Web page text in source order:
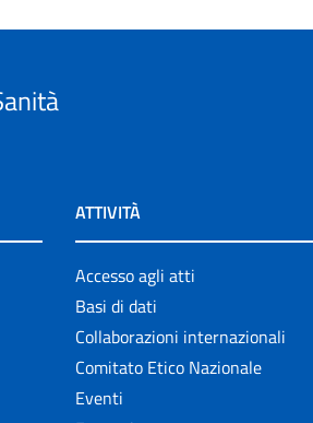
ATTIVITÀ
Accesso agli atti
Basi di dati
Collaborazioni internazionali
Comitato Etico Nazionale
Eventi